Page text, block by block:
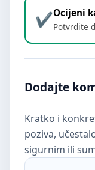
Ocijeni
Potvrdite
Dodajte
Kratko i
poziva,
sigurnim ili